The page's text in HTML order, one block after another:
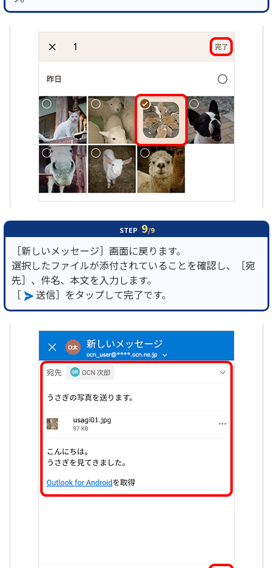
STEP 9/9
［新しいメッセージ］画面に戻ります。
選択したファイルが添付されていることを確認し、［宛
先］、件名、本文を入力します。
［
送信］をタップして完了です。